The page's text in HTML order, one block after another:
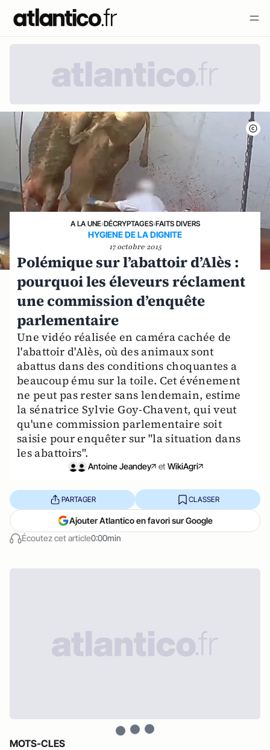
A LA UNE›DÉCRYPTAGES›FAITS DIVERS
HYGIENE DE LA DIGNITE
17 octobre 2015
Polémique sur l’abattoir d’Alès :
pourquoi les éleveurs réclament
une commission d’enquête
parlementaire
Une vidéo réalisée en caméra cachée de
l'abattoir d'Alès, où des animaux sont
abattus dans des conditions choquantes a
beaucoup ému sur la toile. Cet événement
ne peut pas rester sans lendemain, estime
la sénatrice Sylvie Goy-Chavent, qui veut
qu'une commission parlementaire soit
saisie pour enquêter sur "la situation dans
les abattoirs".
Antoine Jeandey et WikiAgri
Écoutez cet article0:00min
PARTAGER CLASSER
Ajouter Atlantico en favori sur Google
MOTS-CLES